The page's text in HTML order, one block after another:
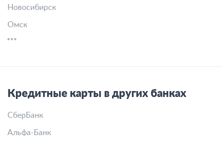
Новосибирск
Омск
Кредитные карты в других банках
СберБанк
Альфа-Банк